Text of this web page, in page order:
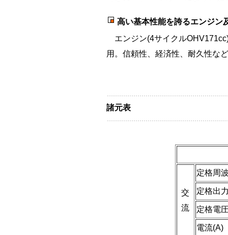
高い基本性能を誇るエンジン
エンジン(4サイクル
用。信頼性、経済性、耐久性な
諸元表
交
流
定格周
定格出
定格電
電流(A)